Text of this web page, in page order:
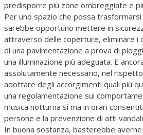
predisporre più zone ombreggiate e
Per uno spazio che possa
sarebbe opportuno mettere in
attraverso delle coperture, eliminare i
di una pavimentazione a prova di
una illuminazione più adeguata. E
assolutamente necessario, nel
adottare degli accorgimenti quali più
una regolamentazione sui
musica notturna sì ma in orari
persone e la prevenzione di atti
In buona sostanza, basterebbe